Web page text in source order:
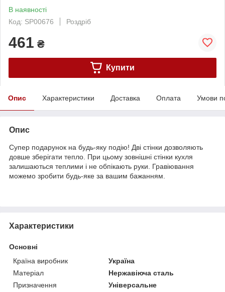
В наявності
Код: SP00676
Роздріб
461 ₴
Купити
Опис Характеристики Доставка Оплата Умови
Опис
Супер подарунок на будь-яку подію! Дві стінки дозволяють
довше зберігати тепло. При цьому зовнішні стінки кухля
залишаються теплими і не обпікають руки. Гравіювання
можемо зробити будь-яке за вашим бажанням.
Характеристики
Основні
Країна виробник
Україна
Матеріал
Нержавіюча сталь
Призначення
Універсальне